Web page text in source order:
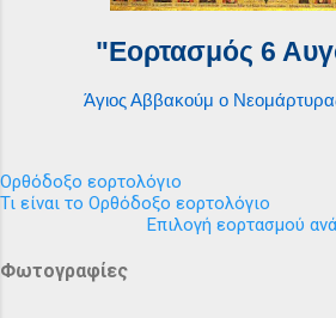
"Εορτασμός 6
Άγιος Αββακούμ ο
Ορθόδοξο εορτολόγιο
Τι είναι το Ορθόδοξο εορτολόγιο
Επιλογή εορτασμού
Φωτογραφίες